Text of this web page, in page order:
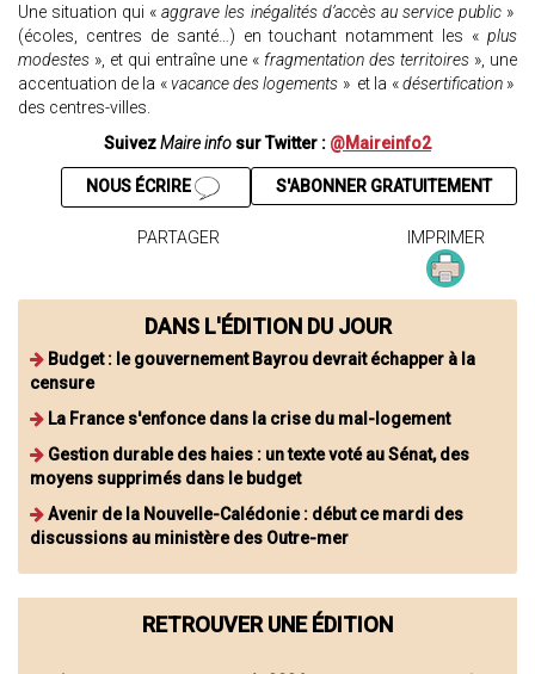
Une situation qui «aggrave les inégalités d’accès au service public»
(écoles, centres de santé…) en touchant notamment les « plus
modestes », et qui entraîne une « fragmentation des territoires », une
accentuation de la «vacance des logements » et la «désertification »
des centres-villes.
SuivezMaire info sur Twitter : @Maireinfo2
S'ABONNER GRATUITEMENT
NOUS ÉCRIRE
PARTAGER IMPRIMER
DANS L'ÉDITION DU JOUR
Budget : le gouvernement Bayrou devrait échapper à la
censure
La France s'enfonce dans la crise du mal-logement
Gestion durable des haies : un texte voté au Sénat, des
moyens supprimés dans le budget
Avenir de la Nouvelle-Calédonie : début ce mardi des
discussions au ministère des Outre-mer
RETROUVER UNE ÉDITION